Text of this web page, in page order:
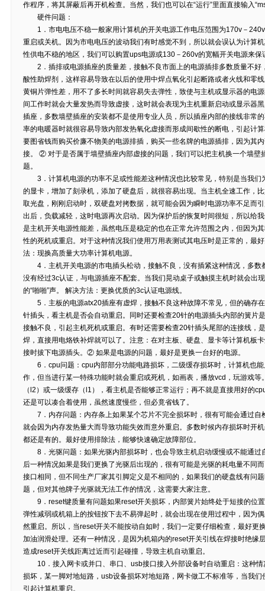
作程序，将其屏蔽后再开机检查。当然，我们也可以在“运行”里面直接输入
硬件问题：
1．市电电压不稳一般家用计算机的开关电源工作电压范围为170v－
重启或关机。因为市电电压的波动我们有时感觉不到，所以就会误认为计算
性供电不稳的地区，我们可以购置ups电源或130－260v的宽幅开关电源来
2．插排或电源插座的质量差，接触不良市面上的电源插排多数质量不好
酸性助焊剂，这样容易导致在以后的使用中焊点氧化引起断路或者火线和零
黄铜片弹性差，用不了多长时间就容易失去弹性，致使与主机或显示器的电
间工作时就会大量发热而导致虚接，这时就会表现为主机重新启动或显示器
插座，多数墙壁插座的安装都不是使用专业人员，所以插座内部的接线非常
率的电暖器时就很容易导致内部发热氧化虚接而形成间歇性的断电，引起计
要图省钱而购买价廉不物美的电源排插，购买一些名牌的电源插排，因为其
接。 ② 对于是否属于墙壁插座内部虚接的问题，我们可以把主机换一个墙壁
题。
3．计算机电源的功率不足或性能差这种情况也比较常见，特别是当我们
的显卡，增加了刻录机，添加了硬盘后，就很容易出现。当主机全速工作，
取光盘，刚刚启动时，双硬盘对拷数据，就可能会因为瞬时电源功率不足而
出后，负载减轻，这时电源再次启动。因为保护后的恢复时间很短，所以给
是主机开关电源性能差，虽然电压是稳定的也在正常允许范围之内，但因为
性的死机或重启。对于这种情况我们使用万用表测试其电压时是正常的，最
法：现换高质量大功率计算机电源。
4．主机开关电源的市电插头松动，接触不良，没有插紧这种情况，多数
没有经过3c认证，与电源插座不配套。当我们晃动桌子或触摸主机时就会出
的“啪啪”声。 解决方法：更换优质的3c认证电源线。
5．主板的电源atx20插座有虚焊，接触不良这种故障不常见，但的确存
针插头，看主机是否会自动重启。同时还要检查20针的电源插头内部的簧片
接触不良，引起主机死机或重启。有时还需要检查20针插头尾部的连接线，
焊，直接用电烙铁补焊就可以了。注意：在对主板、硬盘、显卡等计算机板
接时拔下电源插头。② 如果是电源的问题，最好是更换一台好的电源。
6．cpu问题：cpu内部部分功能电路损坏，二级缓存损坏时，计算机也能
作，但当进行某一特殊功能时就会重启或死机，如画表，播放vcd，玩游戏
（l2）或一级缓存（l1），看主机是否能够正常运行；再不就是直接用好的
还是可以凑合着使用，虽然速度慢些，但必竟省钱了。
7．内存问题：内存条上如果某个芯片不完全损坏时，很有可能会通过自
就会因为内存发热量大而导致功能失效而意外重启。多数时候内存损坏时开
都还是有的。最好使用排除法，能够快速确定故障部位。
8．光驱问题：如果光驱内部损坏时，也会导致主机启动缓慢或不能通过
后一种情况如果是我们更换了光驱后出现的，很有可能是光驱的耗电量不同
接口相同，但不同生产厂家其引脚定义是不相同的，如果我们的硬盘线有问
题，但对其他牌子光驱就无法工作的情况，这需要大家注意。
9．reset键质量有问题如果reset开关损坏，内部簧片始终处于短接的位
弹性减弱或机箱上的按钮按下去不易弹起时，就会出现在使用过程中，因为
然重启。所以，当reset开关不能按动自如时，我们一定要仔细检查，最好更
加油润滑处理。还有一种情况，是因为机箱内的reset开关引线在焊接时绝缘
造成reset开关线距离过近而引起碰撞，导致主机自动重启。
10．接入网卡或并口、串口、usb接口接入外部设备时自动重启：这种情
损坏，某一脚对地短路，usb设备损坏对地短路，网卡做工不标准等，当我
引起计算机重启。